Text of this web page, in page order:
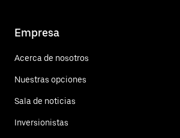
Empresa
Acerca de nosotros
Nuestras opciones
Sala de noticias
Inversionistas